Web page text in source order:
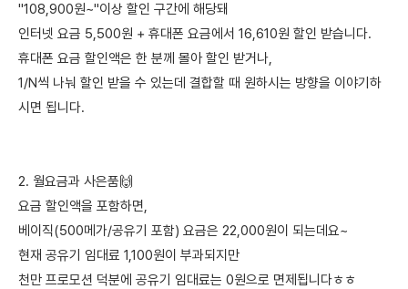
"108,900원~"이상 할인 구간에 해당돼
인터넷 요금 5,500원 + 휴대폰 요금에서 16,610원 할인 받습니다.
휴대폰 요금 할인액은 한 분께 몰아 할인 받거나,
1/N씩 나눠 할인 받을 수 있는데 결합할 때 원하시는 방향을 이야기하
시면 됩니다.
2. 월요금과 사은품🙌
요금 할인액을 포함하면,
베이직(500메가/공유기 포함) 요금은 22,000원이 되는데요~
현재 공유기 임대료 1,100원이 부과되지만
천만 프로모션 덕분에 공유기 임대료는 0원으로 면제됩니다ㅎㅎ